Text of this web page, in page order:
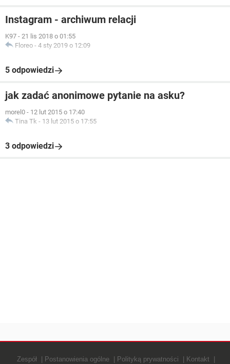
Instagram - archiwum relacji
K97 - 21 lis 2018 o 01:55
Floreo - 4 sty 2019 o 12:09
5 odpowiedzi
jak zadać anonimowe pytanie na asku?
morel0 - 12 lut 2015 o 17:40
Tina Tk - 13 lut 2015 o 17:55
3 odpowiedzi
Zespół Postanowienia ogólne Polityką prywatności Kontakt